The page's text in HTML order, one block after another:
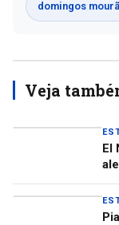
domingos
Veja
El